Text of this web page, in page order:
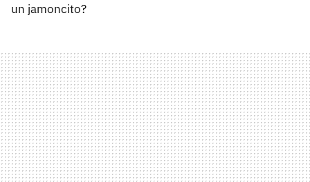
un jamoncito?